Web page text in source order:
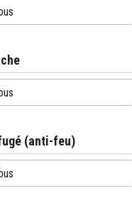
(anti-feu)